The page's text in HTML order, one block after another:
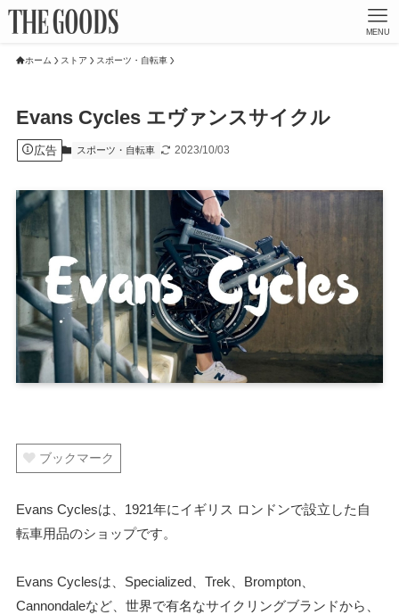
MENU
ホーム ストア スポーツ・自転車
Evans Cycles エヴァンスサイクル
広告 スポーツ・自転車 2023/10/03
ブックマーク
Evans Cyclesは、1921年にイギリス ロンドンで設立した自
転車用品のショップです。
Evans Cyclesは、Specialized、Trek、Brompton、
Cannondaleなど、世界で有名なサイクリングブランドから、